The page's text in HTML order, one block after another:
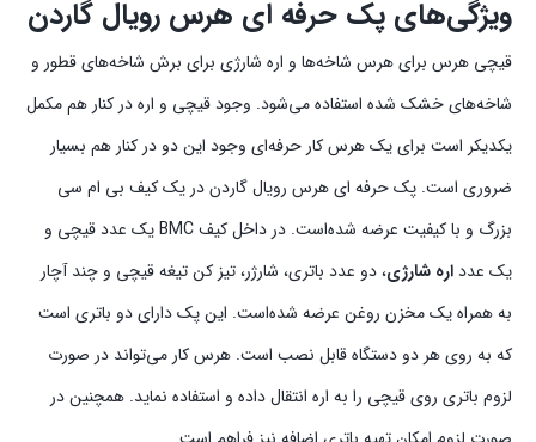
ویژگی‌های پک حرفه ای هرس رویال گاردن
قیچی هرس برای هرس شاخه‌ها و اره شارژی برای برش شاخه‌های قطور و
شاخه‌های خشک شده استفاده می‌شود. وجود قیچی و اره در کنار هم مکمل
یکدیکر است برای یک هرس کار حرفه‌ای وجود این دو در کنار هم بسیار
ضروری است. پک حرفه ای هرس رویال گاردن در یک کیف بی ام سی
بزرگ و با کیفیت عرضه شده‌است. در داخل کیف BMC یک عدد قیچی و
یک عدداره شارژی، دو عدد باتری، شارژر، تیز کن تیغه قیچی و چند آچار
به همراه یک مخزن روغن عرضه شده‌است. این پک دارای دو باتری است
که به روی هر دو دستگاه قابل نصب است. هرس کار می‌تواند در صورت
لزوم باتری روی قیچی را به اره انتقال داده و استفاده نماید. همچنین در